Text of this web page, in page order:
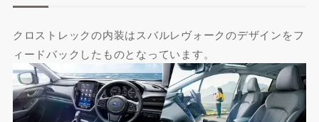
クロストレックの内装はスバルレヴォークのデザインをフ
ィードバックしたものとなっています。